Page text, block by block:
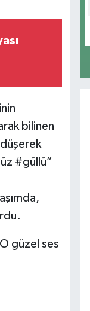
bilinen
#güllü”
güzel ses